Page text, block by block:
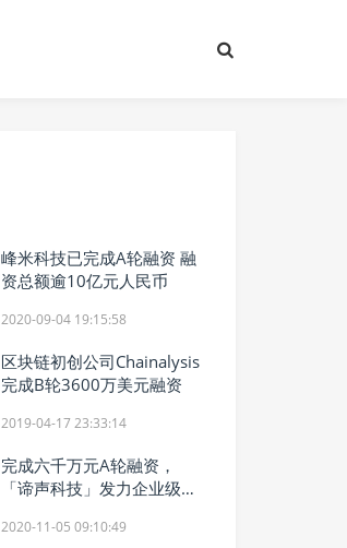
峰米科技已完成A轮融资 融
资总额逾10亿元人民币
2020-09-04 19:15:58
区块链初创公司Chainalysis
完成B轮3600万美元融资
2019-04-17 23:33:14
完成六千万元A轮融资，
「谛声科技」发力企业级声
2020-11-05 09:10:49